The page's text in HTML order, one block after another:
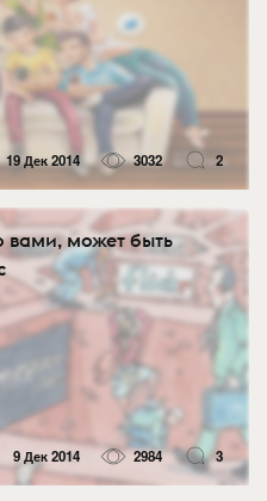
19 Дек 2014 3032 2
вами, может быть
9 Дек 2014 2984 3